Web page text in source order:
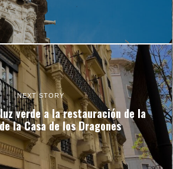
NEXT STORY
verde a la restauración de la
la Casa de los Dragones